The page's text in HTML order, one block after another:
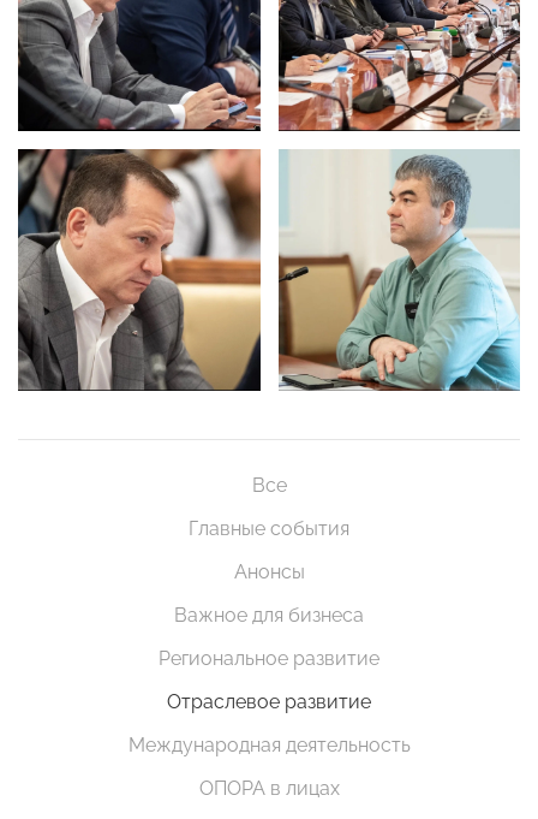
Все
Главные события
Анонсы
Важное для бизнеса
Региональное развитие
Отраслевое развитие
Международная деятельность
ОПОРА в лицах